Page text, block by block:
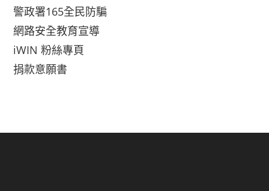
警政署165全民防騙
網路安全教育宣導
iWIN 粉絲專頁
捐款意願書